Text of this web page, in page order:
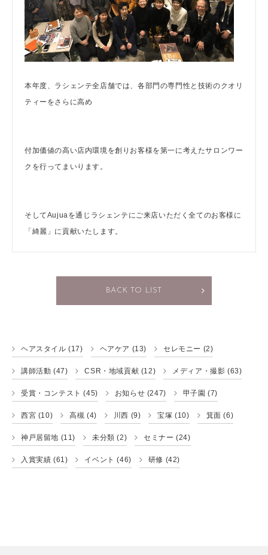
本年度、ラシェンテ全店舗では、各部門の専門性と技術のクオリ
ティーをさらに高め
付加価値の高い店内環境を創りお客様を第一に考えたサロンワー
クを行ってまいります。
そしてAujuaを通じラシェンテにご来店いただく全てのお客様に
「綺麗」に貢献いたします。
BACK TO LIST
ヘアスタイル (17) ヘアケア (13) セレモニー (2)
講師活動 (47) CSR・地域貢献 (12) メディア・撮影 (63)
受賞・コンテスト (45) お知らせ (247) 甲子園 (7)
西宮 (10) 高槻 (4) 川西 (9) 宝塚 (10) 箕面 (6)
神戸居留地 (11) 未分類 (2) セミナー (24)
入賞実績 (61) イベント (46) 研修 (42)